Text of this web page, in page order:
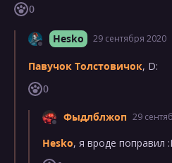
0
Hesko 29 сентября 2020
Павучок Толстовичок, D:
0
Фыдлблжоп 29
Hesko, я вроде поправил